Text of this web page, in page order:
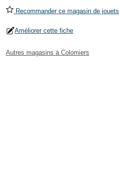
Recommander ce magasin de jouets
Améliorer cette fiche
Autres magasins à Colomiers